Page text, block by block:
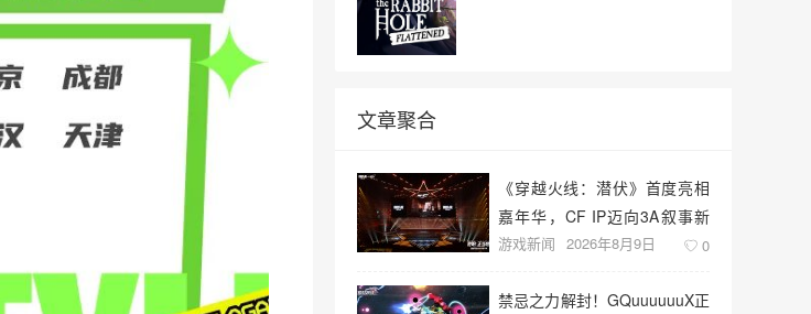
文章聚合
《穿越火线：潜伏》首度亮相
嘉年华，CF IP迈向3A叙事新
高度
游戏新闻 2026年8月9日 0
禁忌之力解封！GQuuuuuuX正